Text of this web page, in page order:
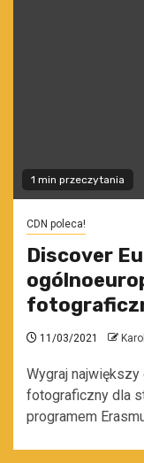
1 min przeczytania
CDN poleca!
Discover
11/03/2021
Wygraj
fotograficzny dla
programem